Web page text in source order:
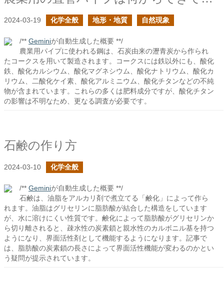
2024-03-19 化学全般 地形・地質 自然現象
/** Geminiが自動生成した概要 **/
農業用パイプに使われる鋼は、石炭由来の瀝青炭から作られ
たコークスを用いて製造されます。コークスには鉄以外にも、酸化
鉄、酸化カルシウム、酸化マグネシウム、酸化ナトリウム、酸化カ
リウム、二酸化ケイ素、酸化アルミニウム、酸化チタンなどの不純
物が含まれています。これらの多くは肥料成分ですが、酸化チタン
の影響は不明なため、更なる調査が必要です。
石鹸の作り方
2024-03-10 化学全般
/** Geminiが自動生成した概要 **/
石鹸は、油脂をアルカリ剤で煮立てる「鹸化」によって作ら
れます。油脂はグリセリンに脂肪酸が結合した構造をしています
が、水に溶けにくい性質です。鹸化によって脂肪酸がグリセリンか
ら切り離されると、疎水性の炭素鎖と親水性のカルボニル基を持つ
ようになり、界面活性剤として機能するようになります。記事で
は、脂肪酸の炭素鎖の長さによって界面活性機能が変わるのかとい
う疑問が提示されています。